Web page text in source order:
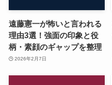
遠藤憲一が怖いと言われる
理由3選！強面の印象と役
柄・素顔のギャップを整理
2026年2月7日